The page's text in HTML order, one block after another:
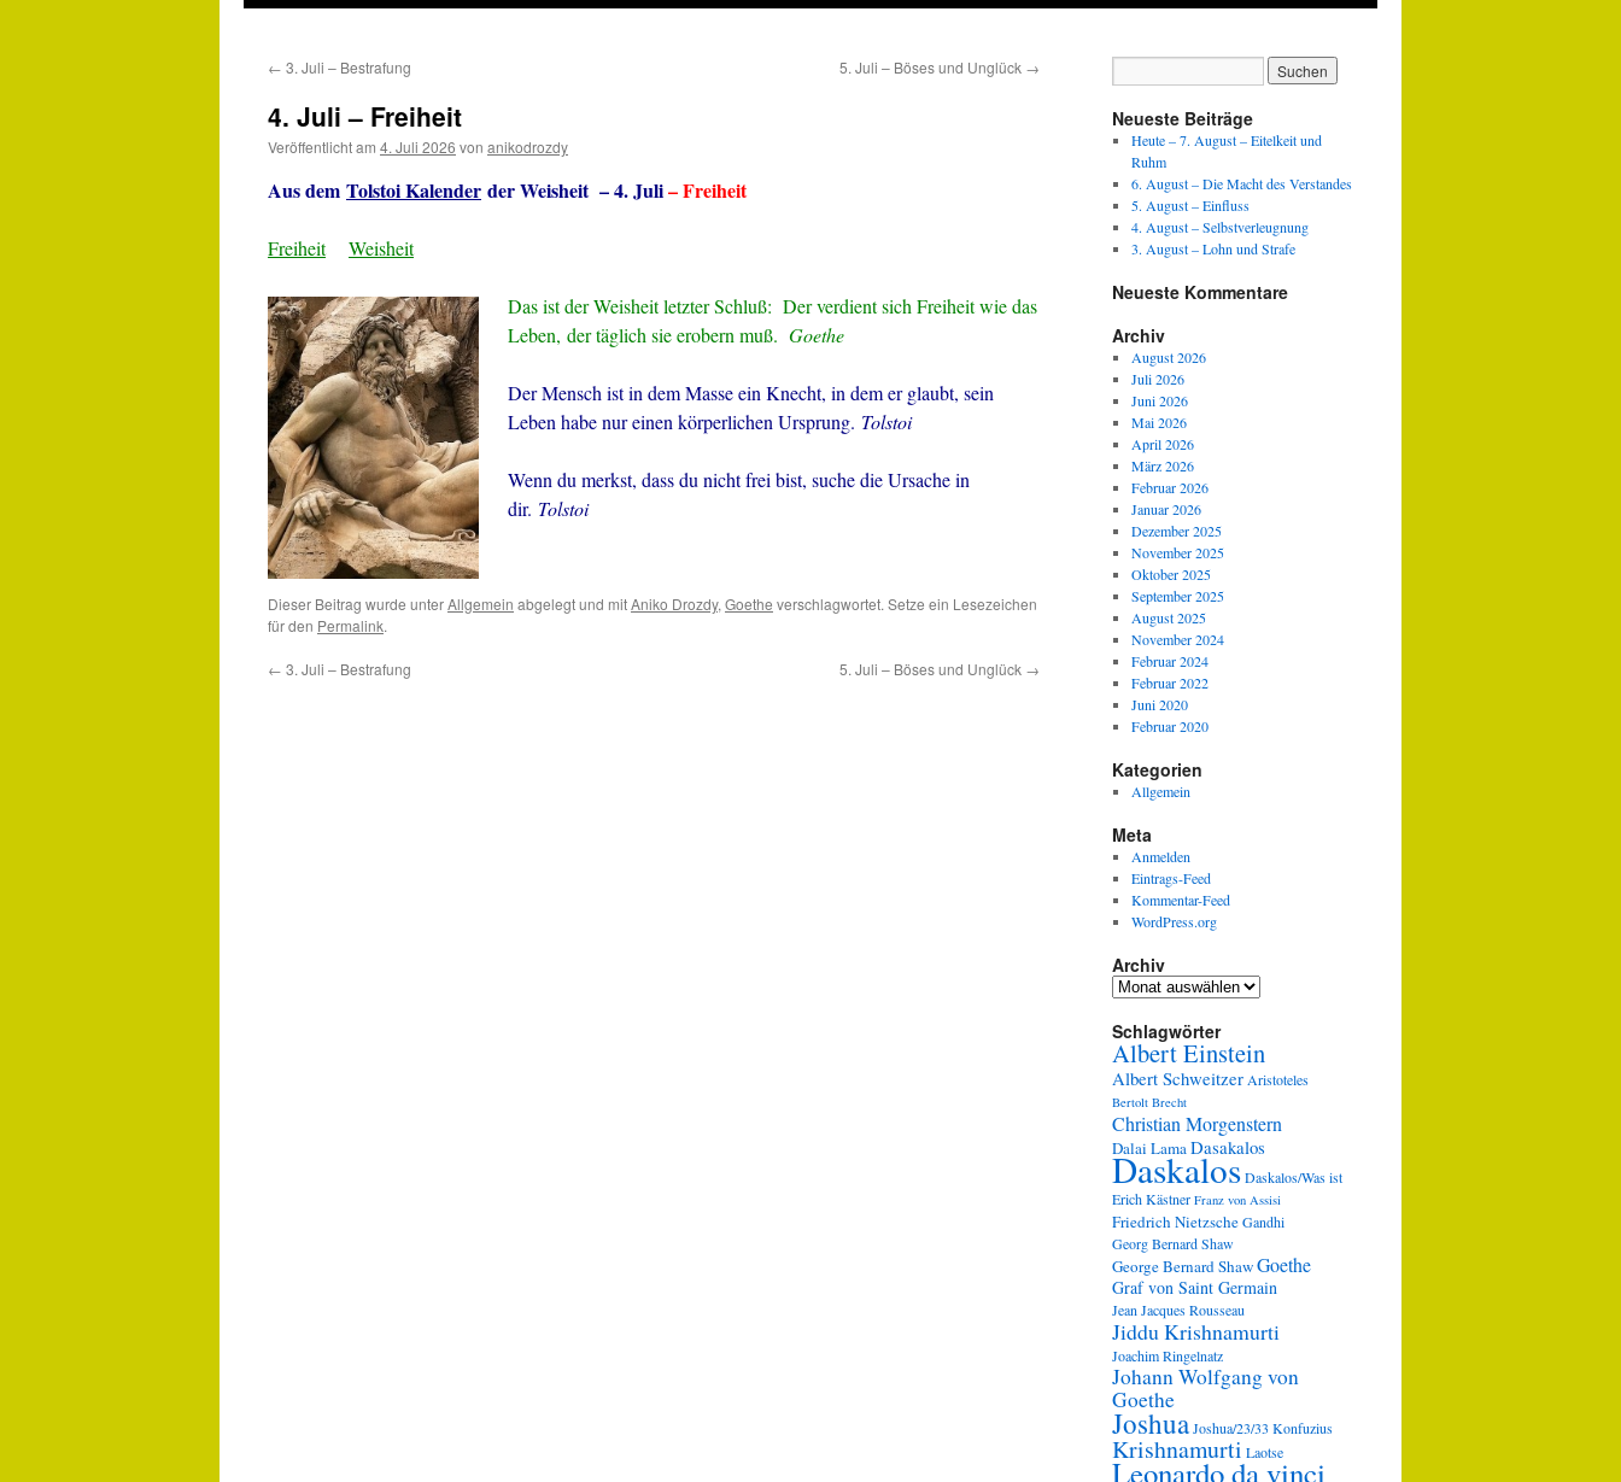
← 3. Juli – Bestrafung 5. Juli – Böses und Unglück →
4. Juli – Freiheit
Veröffentlicht am 4. Juli 2026 von anikodrozdy
Aus dem Tolstoi Kalender der Weisheit – 4. Juli– Freiheit
Freiheit Weisheit
Das ist der Weisheit letzter Schluß: Der verdient sich Freiheit wie das
Leben, der täglich sie erobern muß. Goethe
Der Mensch ist in dem Masse ein Knecht, in dem er glaubt, sein
Leben habe nur einen körperlichen Ursprung. Tolstoi
Wenn du merkst, dass du nicht frei bist, suche die Ursache in
dir. Tolstoi
Dieser Beitrag wurde unterAllgemein abgelegt und mitAniko Drozdy, Goethe verschlagwortet. Setze ein Lesezeichen
für den Permalink.
← 3. Juli – Bestrafung 5. Juli – Böses und Unglück →
Neueste Beiträge
Heute – 7. August – Eitelkeit und
Ruhm
6. August – Die Macht des Verstandes
5. August – Einfluss
4. August – Selbstverleugnung
3. August – Lohn und Strafe
Neueste Kommentare
Archiv
August 2026
Juli 2026
Juni 2026
Mai 2026
April 2026
März 2026
Februar 2026
Januar 2026
Dezember 2025
November 2025
Oktober 2025
September 2025
August 2025
November 2024
Februar 2024
Februar 2022
Juni 2020
Februar 2020
Kategorien
Allgemein
Meta
Anmelden
Eintrags-Feed
Kommentar-Feed
WordPress.org
Archiv
Archiv
Schlagwörter
Albert Einstein
Albert Schweitzer Aristoteles
Bertolt Brecht
Christian Morgenstern
Dalai LamaDasakalos
DaskalosDaskalos/Was ist
Erich Kästner Franz von Assisi
Friedrich NietzscheGandhi
Georg Bernard Shaw
George Bernard ShawGoethe
Graf von Saint Germain
Jean Jacques Rousseau
Jiddu Krishnamurti
Joachim Ringelnatz
Johann Wolfgang von
Goethe
JoshuaJoshua/23/33 Konfuzius
Krishnamurti Laotse
Leonardo da vinci